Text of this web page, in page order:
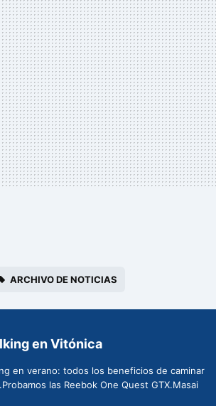
ARCHIVO DE NOTICIAS
en Vitónica
en verano: todos los beneficios de caminar
las Reebok One Quest GTX.Masai